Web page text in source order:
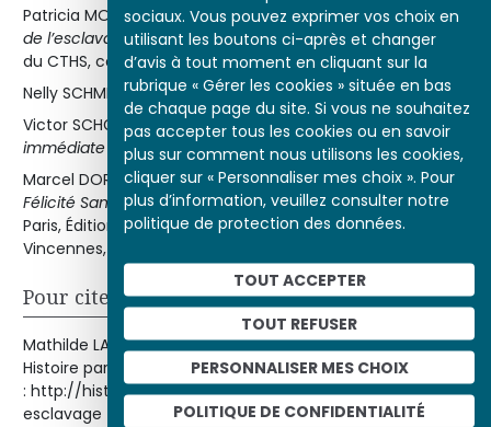
sociaux. Vous pouvez exprimer vos choix en
utilisant les boutons ci-après et changer
d’avis à tout moment en cliquant sur la
rubrique « Gérer les cookies » située en bas
de chaque page du site. Si vous ne souhaitez
pas accepter tous les cookies ou en savoir
plus sur comment nous utilisons les cookies,
cliquer sur « Personnaliser mes choix ». Pour
plus d’information, veuillez consulter notre
politique de protection des données.
TOUT ACCEPTER
TOUT REFUSER
PERSONNALISER MES CHOIX
POLITIQUE DE CONFIDENTIALITÉ
Patricia MOTYLEWSKI, La Société française pour l’abolition
de l’esclavage (1834-1850), préface de L. Abénon, Éditions
du CTHS, coll. « Format », 1998.
Nelly SCHMIDT,Victor Schœlcher , Paris, Fayard, 1994.
Victor SCHŒLCHER,Des colonies françaises. Abolition
immédiate de l’esclavage, Paris, Éditeur Pagnerre, 1842.
Marcel DORIGNY,Les Abolitions de l’esclavage. De Léon-
Félicité Santonax à Victor Schœlcher. 1793/1794-1848,
Paris, Éditions de l’Unesco et Presses universitaires de
Vincennes, 1995 (rééd. 1998).
Pour citer cet article
Mathilde LARRÈRE, « La IIeRépublique abolit l’esclavage »,
Histoire par l'image [en ligne], consulté le 06/08/2026. URL
: http://histoire-image.org/etudes/iie-republique-abolit-
esclavage